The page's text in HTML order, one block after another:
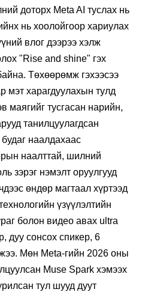
доторх Meta AI туслах нь
нь хоолойгоор хариулах
влог дээрээ хэлж
"Rise and shine" гэх
Төхөөрөмж гэхээсээ
мэт харагдуулахын тулд
маягийг тусгасан нарийн,
танилцуулагдсан
наалдахаас
наалттай, шилний
зэрэг нэмэлт оруулгууд
өндөр магтаал хүртээд
үзүүлэлтийн
болон видео авах ultra
дуу сонсох спикер, 6
Мөн Meta-гийн 2026 оны
Muse Spark хэмээх
тул шууд дуут